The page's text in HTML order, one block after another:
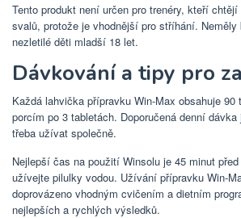
Tento produkt není určen pro trenéry, kteří
svalů, protože je vhodnější pro stříhání.
nezletilé děti mladší 18 let.
Dávkování a tipy pro
Každá lahvička přípravku Win-Max obsahuje
porcím po 3 tabletách. Doporučená denní
třeba užívat společně.
Nejlepší čas na použití Winsolu je 45 minut
užívejte pilulky vodou. Užívání přípravku Win-
doprovázeno vhodným cvičením a dietním
nejlepších a rychlých výsledků.